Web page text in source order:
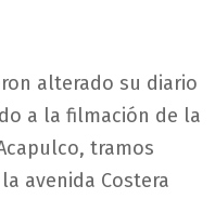
alterado su diario
a la filmación de la
tramos
avenida Costera